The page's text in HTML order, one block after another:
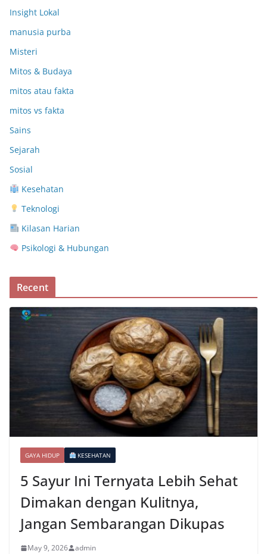
Insight Lokal
manusia purba
Misteri
Mitos & Budaya
mitos atau fakta
mitos vs fakta
Sains
Sejarah
Sosial
Kesehatan
Teknologi
Kilasan Harian
Psikologi & Hubungan
Recent
GAYA HIDUP KESEHATAN
5 Sayur Ini Ternyata Lebih Sehat
Dimakan dengan Kulitnya,
Jangan Sembarangan Dikupas
May 9, 2026 admin